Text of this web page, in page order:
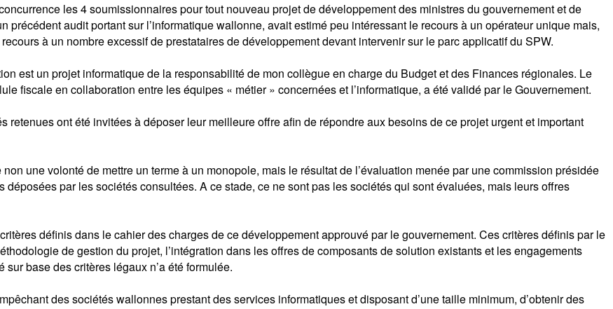
les 4 soumissionnaires pour tout nouveau projet de développement des ministres du gouvernement et de
précédent audit portant sur l’informatique wallonne, avait estimé peu intéressant le recours à un opérateur unique mais,
à un nombre excessif de prestataires de développement devant intervenir sur le parc applicatif du SPW.
est un projet informatique de la responsabilité de mon collègue en charge du Budget et des Finances régionales. Le
fiscale en collaboration entre les équipes « métier » concernées et l’informatique, a été validé par le Gouvernement.
ont été invitées à déposer leur meilleure offre afin de répondre aux besoins de ce projet urgent et important
non une volonté de mettre un terme à un monopole, mais le résultat de l’évaluation menée par une commission présidée
par les sociétés consultées. A ce stade, ce ne sont pas les sociétés qui sont évaluées, mais leurs offres
définis dans le cahier des charges de ce développement approuvé par le gouvernement. Ces critères définis par le
de gestion du projet, l’intégration dans les offres de composants de solution existants et les engagements
base des critères légaux n’a été formulée.
des sociétés wallonnes prestant des services informatiques et disposant d’une taille minimum, d’obtenir des